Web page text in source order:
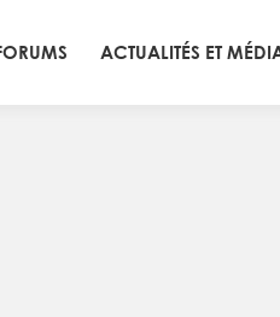
ACTUALITÉS ET